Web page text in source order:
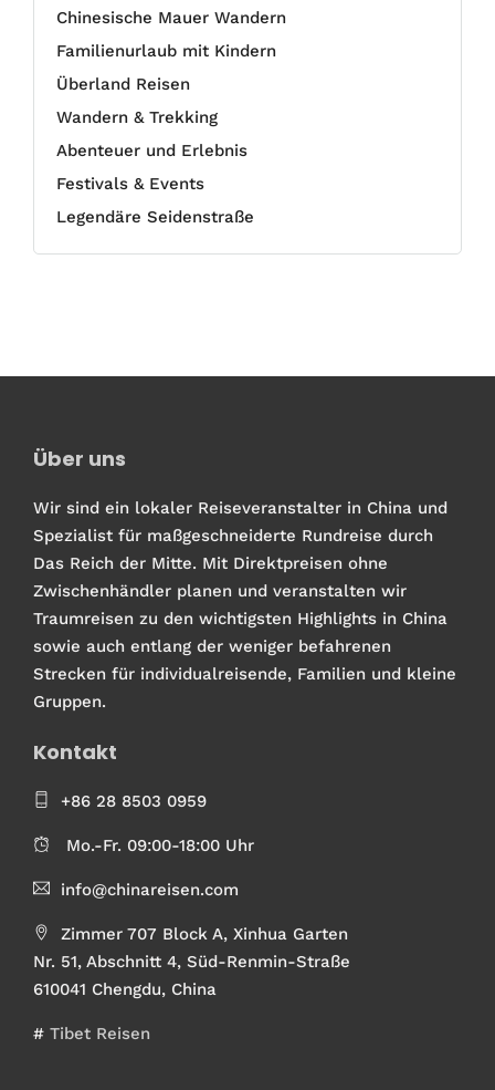
Chinesische Mauer Wandern
Familienurlaub mit Kindern
Überland Reisen
Wandern & Trekking
Abenteuer und Erlebnis
Festivals & Events
Legendäre Seidenstraße
Über uns
Wir sind ein lokaler Reiseveranstalter in China und
Spezialist für maßgeschneiderte Rundreise durch
Das Reich der Mitte. Mit Direktpreisen ohne
Zwischenhändler planen und veranstalten wir
Traumreisen zu den wichtigsten Highlights in China
sowie auch entlang der weniger befahrenen
Strecken für individualreisende, Familien und kleine
Gruppen.
Kontakt
+86 28 8503 0959
Mo.-Fr. 09:00-18:00 Uhr
info@chinareisen.com
Zimmer 707 Block A, Xinhua Garten
Nr. 51, Abschnitt 4, Süd-Renmin-Straße
610041 Chengdu, China
# Tibet Reisen